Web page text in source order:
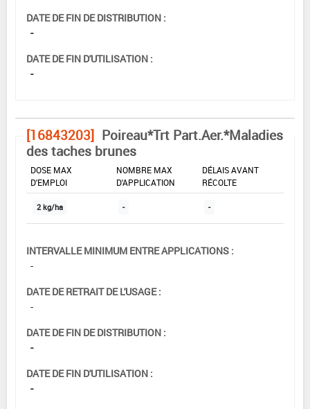
DATE DE FIN DE DISTRIBUTION :
-
DATE DE FIN D'UTILISATION :
-
[16843203] Poireau*Trt Part.Aer.*Maladies
des taches brunes
DOSE MAX
D'EMPLOI
NOMBRE MAX
D'APPLICATION
DÉLAIS AVANT
RÉCOLTE
2 kg/ha - -
INTERVALLE MINIMUM ENTRE APPLICATIONS :
-
DATE DE RETRAIT DE L'USAGE :
-
DATE DE FIN DE DISTRIBUTION :
-
DATE DE FIN D'UTILISATION :
-